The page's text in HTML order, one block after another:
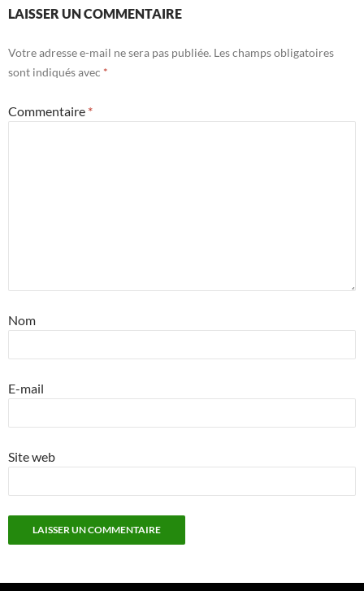
LAISSER UN COMMENTAIRE
Votre adresse e-mail ne sera pas publiée. Les champs obligatoires
sont indiqués avec *
Commentaire *
Nom
E-mail
Site web